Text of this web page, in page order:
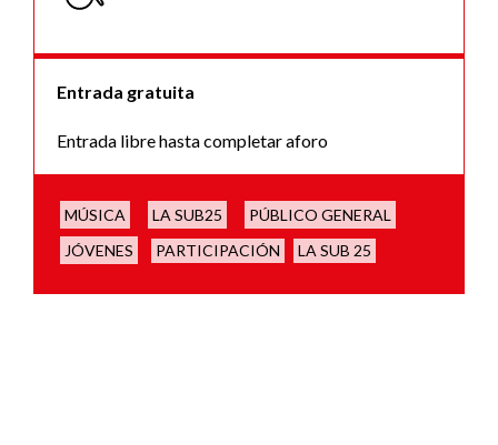
Entrada gratuita
Entrada libre hasta completar aforo
MÚSICA LA SUB25
PÚBLICO GENERAL
JÓVENES
PARTICIPACIÓN LA SUB 25